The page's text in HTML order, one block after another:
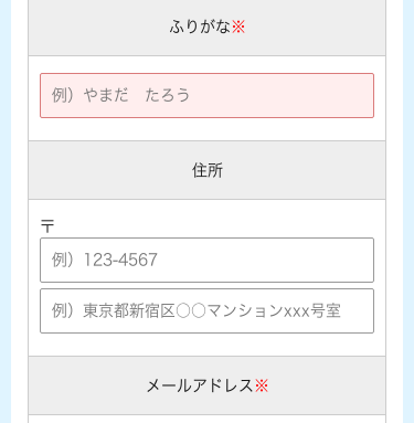
ふりがな ※
住所
〒
メールアドレス ※